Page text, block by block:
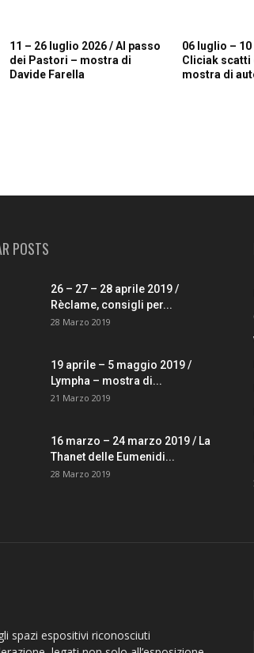
11 – 26 luglio 2026 / Al passo
dei Pastori – mostra di
Davide Farella
06 luglio –
Cliciak scatti
mostra di
POSTS
26 – 27 – 28 aprile 2019 /
Rèclame, consigli per...
28 Marzo 2019
19 aprile – 5 maggio 2019 /
Lympha – mostra di...
21 Marzo 2019
16 marzo – 24 marzo 2019 / La
Thanet delle Eumenidi...
28 Marzo 2019
spazi espositivi riconosciuti